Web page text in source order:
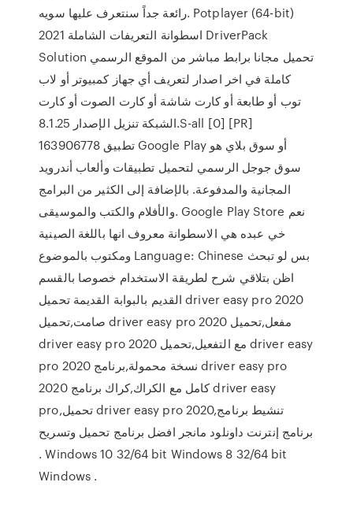
رائعة جداً سنتعرف عليها سويه. Potplayer (64-bit)
اسطوانة التعريفات الشاملة 2021 DriverPack
Solution تحميل مجانا برابط مباشر من الموقع الرسمي
كاملة في اخر اصدار لتعريف أي جهاز كمبيوتر أو لاب
توب أو طابعة أو كارت شاشة أو كارت الصوت أو كارت
الشبكة تنزيل الإصدار 8.1.25.S-all [0] [PR]
163906778 تطبيق Google Play أو سوق بلاي هو
سوق جوجل الرسمي لتحميل تطبيقات وألعاب أندرويد
المجانية والمدفوعة. بالإضافة إلى الكثير من البرامج
والأفلام والكتب والموسيقى. Google Play Store نعم
خي عبده هي الاسطوانة معروف انها باللغة الصينية
ومكتوب بالموضوع Language: Chinese بس لو تبحث
اظن بتلاقي شرح لطريقة الاستخدام خصوصا بالقسم
القديم بالبوابة القديمة تحميل driver easy pro 2020
صامت,تحميل driver easy pro 2020 مفعل,تحميل
driver easy pro 2020 مع التفعيل,تحميل driver easy
pro 2020 نسخة محمولة,برنامج driver easy pro
2020 كامل مع الكراك,كراك برنامج driver easy
pro,تحميل driver easy pro 2020,تنشيط برنامج
برنامج إنترنت داونلود مانجر افضل برنامج تحميل وتسريح
. Windows 10 32/64 bit Windows 8 32/64 bit
Windows .